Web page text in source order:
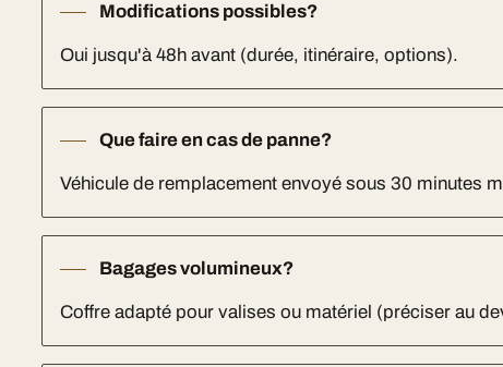
Modifications possibles?
Oui jusqu'à 48h avant (durée, itinéraire, options).
Que faire en cas de panne?
Véhicule de remplacement envoyé sous 30 minutes
Bagages volumineux?
Coffre adapté pour valises ou matériel (préciser au